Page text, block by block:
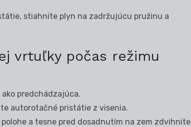
stiahnite plyn na zadržujúcu pružinu a
vrtuľky počas režimu
predchádzajúca.
autorotačné pristátie z visenia.
a tesne pred dosadnutím na zem zdvihnite